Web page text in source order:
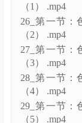
（1） .mp4
26_第一节：
（2） .mp4
27_第一节：
（3） .mp4
28_第一节：
（4） .mp4
29_第一节：
（5） .mp4